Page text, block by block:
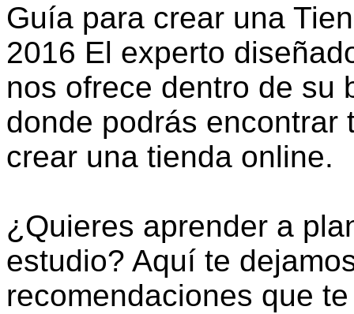
Guía para crear una
2016 El experto
nos ofrece dentro de su
donde podrás encontrar
crear una tienda online.
¿Quieres aprender a
estudio? Aquí te
recomendaciones que